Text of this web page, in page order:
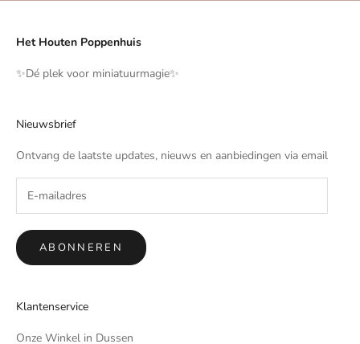
Het Houten Poppenhuis
✨️Dé plek voor miniatuurmagie✨️
Nieuwsbrief
Ontvang de laatste updates, nieuws en aanbiedingen via email
ABONNEREN
Klantenservice
Onze Winkel in Dussen